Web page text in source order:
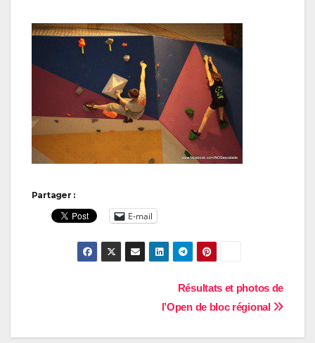
Partager :
E-mail
Résultats et photos de
l’Open de bloc régional